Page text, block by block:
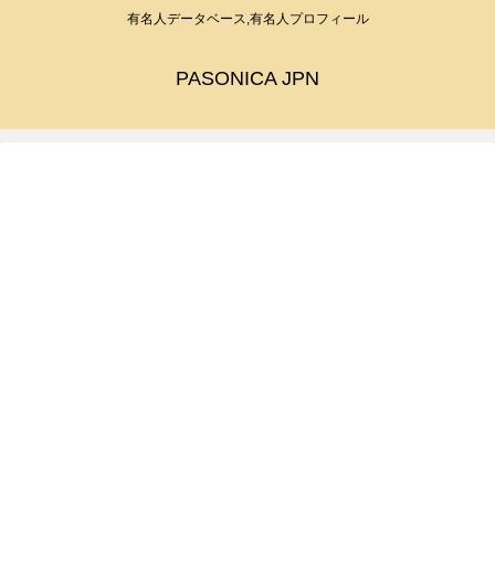
有名人データベース,有名人プロフィール
PASONICA JPN